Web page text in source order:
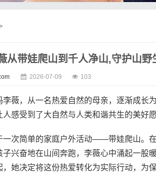
从带娃爬山到千人净山,守护山野
2026-07-09 103
李薇，从一名热爱自然的母亲，逐渐成长
感受到了大自然与人类和谐共生的美好愿
一次简单的家庭户外活动——带娃爬山。
子兴奋地在山间奔跑，李薇心中涌起一股
，她决定将这份热爱转化为实际行动，为